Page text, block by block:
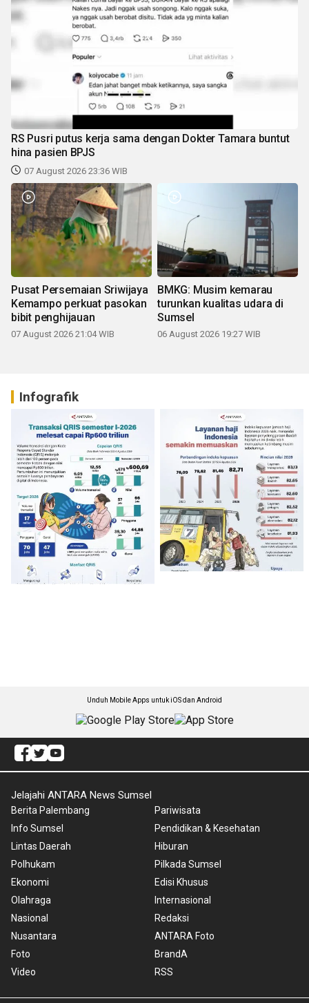
RS Pusri putus kerja sama dengan Dokter Tamara buntut
hina pasien BPJS
07 August 2026 23:36 WIB
Pusat Persemaian Sriwijaya
Kemampo perkuat pasokan
bibit penghijauan
07 August 2026 21:04 WIB
BMKG: Musim kemarau
turunkan kualitas udara di
Sumsel
06 August 2026 19:27 WIB
Infografik
Unduh Mobile Apps untuk iOS dan Android
Jelajahi ANTARA News Sumsel
Berita Palembang
Info Sumsel
Lintas Daerah
Polhukam
Ekonomi
Olahraga
Nasional
Nusantara
Foto
Video
Pariwisata
Pendidikan & Kesehatan
Hiburan
Pilkada Sumsel
Edisi Khusus
Internasional
Redaksi
ANTARA Foto
BrandA
RSS